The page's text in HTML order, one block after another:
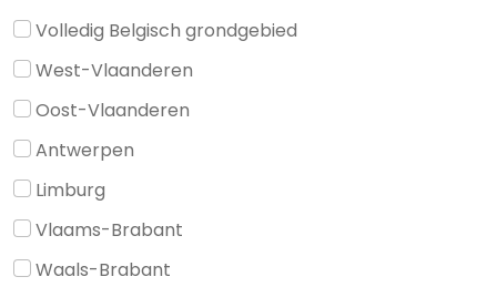
Volledig Belgisch grondgebied
West-Vlaanderen
Oost-Vlaanderen
Antwerpen
Limburg
Vlaams-Brabant
Waals-Brabant